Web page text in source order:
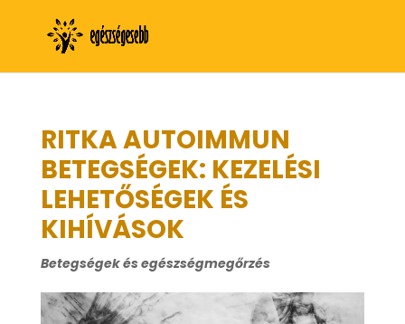
RITKA AUTOIMMUN
BETEGSÉGEK: KEZELÉSI
LEHETŐSÉGEK ÉS
KIHÍVÁSOK
Betegségek és egészségmegőrzés